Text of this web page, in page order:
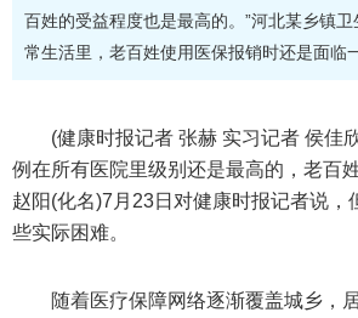
百姓的受益程度也是最高的。”河北某乡镇
常生活里，老百姓使用医保报销时还是面临
(健康时报记者 张赫 实习记者 侯佳
例在所有医院里级别还是最高的，老百
赵阳(化名)7月23日对健康时报记者说
些实际困难。
随着医疗保障网络逐渐覆盖城乡，